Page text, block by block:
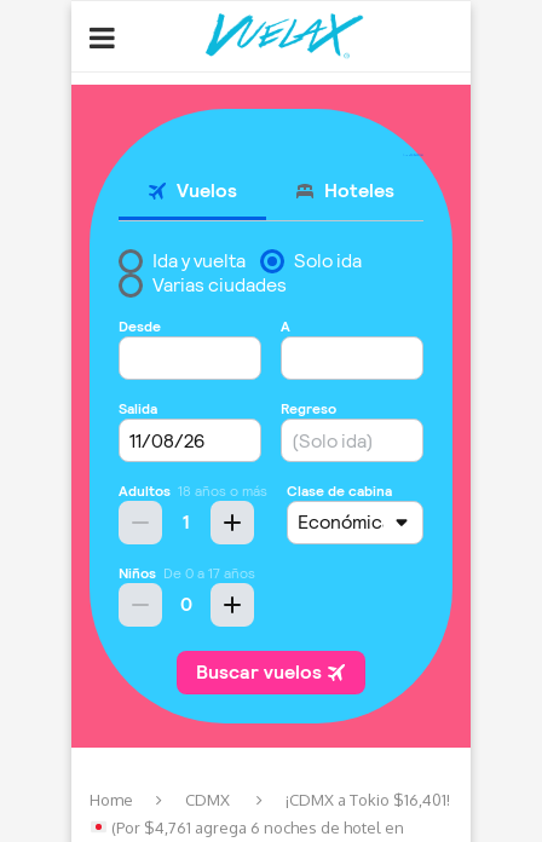
Home CDMX
¡CDMX a Tokio $16,401!
(Por $4,761 agrega 6 noches de hotel en